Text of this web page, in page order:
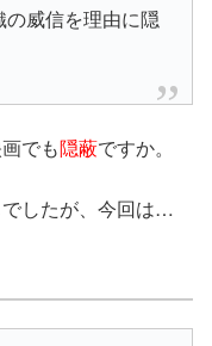
威信を理由に隠
でも隠蔽ですか。
したが、今回は…